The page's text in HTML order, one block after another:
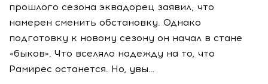
прошлого сезона эквадорец заявил, что
намерен сменить обстановку. Однако
подготовку к новому сезону он начал в стане
«быков». Что вселяло надежду на то, что
Рамирес останется. Но, увы…